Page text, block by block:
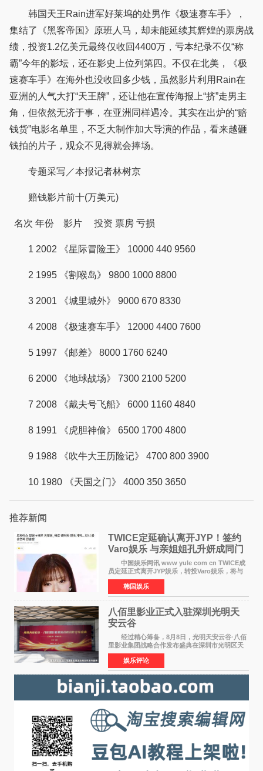
韩国天王Rain进军好莱坞的处男作《极速赛车手》，
集结了《黑客帝国》原班人马，却未能延续其辉煌的票房战
绩，投资1.2亿美元最终仅收回4400万，亏本纪录不仅“称
霸”今年的影坛，还在影史上位列第四。不仅在北美，《极
速赛车手》在海外也没收回多少钱，虽然影片利用Rain在
亚洲的人气大打“天王牌”，还让他在宣传海报上“挤”走男主
角，但依然无济于事，在亚洲同样遇冷。其实在出炉的“赔
钱货”电影名单里，不乏大制作加大导演的作品，看来越砸
钱拍的片子，观众不见得就会捧场。
专题采写／本报记者林树京
赔钱影片前十(万美元)
名次 年份 影片 投资 票房 亏损
1 2002 《星际冒险王》 10000 440 9560
2 1995 《割喉岛》 9800 1000 8800
3 2001 《城里城外》 9000 670 8330
4 2008 《极速赛车手》 12000 4400 7600
5 1997 《邮差》 8000 1760 6240
6 2000 《地球战场》 7300 2100 5200
7 2008 《戴夫号飞船》 6000 1160 4840
8 1991 《虎胆神偷》 6500 1700 4800
9 1988 《吹牛大王历险记》 4700 800 3900
10 1980 《天国之门》 4000 350 3650
推荐新闻
TWICE定延确认离开JYP！签约
Varo娱乐 与亲姐姐孔升妍成同门
中国娱乐网讯 www yule com cn TWICE成
员定延正式离开JYP娱乐，转投Varo娱乐，将与
亲姐姐孔升妍成为同门。 Varo娱乐于10日通
过官方SNS宣布："能与拥有多彩魅力和无限潜力
的俞定延结下珍贵
韩国娱乐
八佰里影业正式入驻深圳光明天
安云谷
经过精心筹备，8月8日，光明天安云谷·八佰
里影业集团战略合作发布盛典在深圳市光明区天
安云谷盛大举行，来自DataEye剧查查创始人
&CEO 深圳市微短剧产业协会会长汪祥斌先生、
光明区文化广电旅
娱乐评论